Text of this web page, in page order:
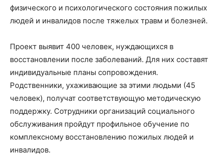
физического и психологического состояния пожилых
людей и инвалидов после тяжелых травм и болезней.
Проект выявит 400 человек, нуждающихся в
восстановлении после заболеваний. Для них составят
индивидуальные планы сопровождения.
Родственники, ухаживающие за этими людьми (45
человек), получат соответствующую методическую
поддержку. Сотрудники организаций социального
обслуживания пройдут профильное обучение по
комплексному восстановлению пожилых людей и
инвалидов.